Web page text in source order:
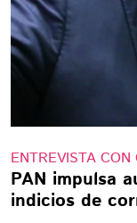
ENTREVISTA CON
PAN impulsa
indicios de